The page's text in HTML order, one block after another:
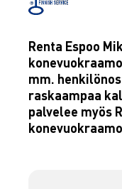
Renta Espoo
mm.
raskaampaa
palvelee myös